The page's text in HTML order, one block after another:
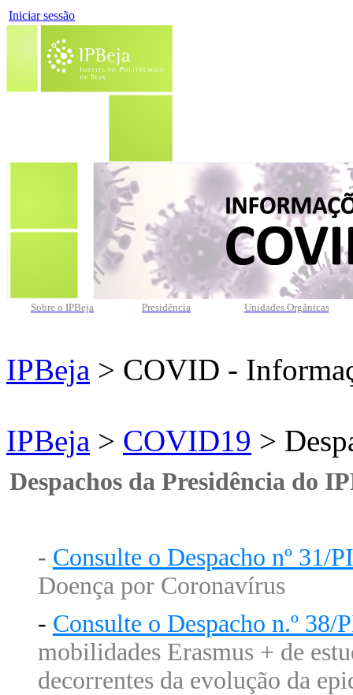
Iniciar sessão
Sobre o IPBeja Presidência Unidades Orgânicas
IPBeja > COVID -
IPBeja > COVID19 >
Despachos da Presidência do
- Consulte o Despacho nº 31/
Doença por Coronavírus
- Consulte o Despacho n.º 38/
mobilidades Erasmus + de
decorrentes da evolução da